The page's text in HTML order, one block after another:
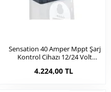
Sensation 40 Amper Mppt Şarj
Kontrol Cihazı 12/24 Volt
4.224,00 TL